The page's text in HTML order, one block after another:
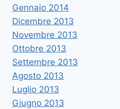
Gennaio 2014
Dicembre 2013
Novembre 2013
Ottobre 2013
Settembre 2013
Agosto 2013
Luglio 2013
Giugno 2013